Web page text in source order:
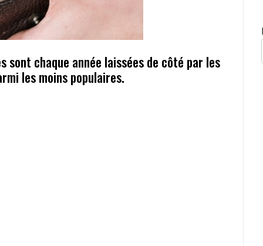
sont chaque année laissées de côté par les
les moins populaires.